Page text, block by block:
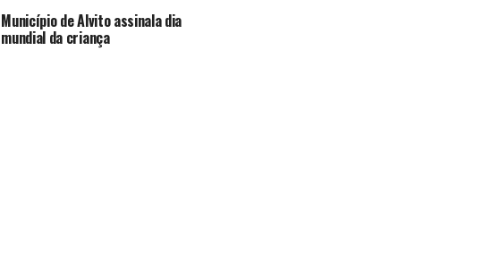
Município de Alvito assinala dia
mundial da criança